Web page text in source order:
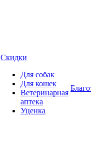
Скидки
Для собак
Для кошек
Ветеринарная
аптека
Уценка